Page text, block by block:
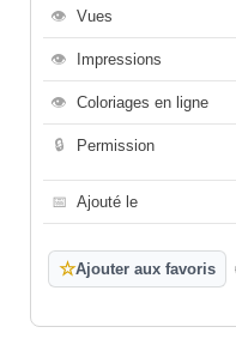
👁 Vues
👁 Impressions
👁 Coloriages en ligne
🔒 Permission
📅 Ajouté le
☆Ajouter aux favoris